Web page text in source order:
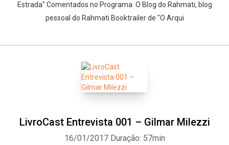
Estrada" Comentados no Programa O Blog do Rahmati, blog
pessoal do Rahmati Booktrailer de "O Arqui
LivroCast Entrevista 001 – Gilmar Milezzi
16/01/2017 Duração: 57min